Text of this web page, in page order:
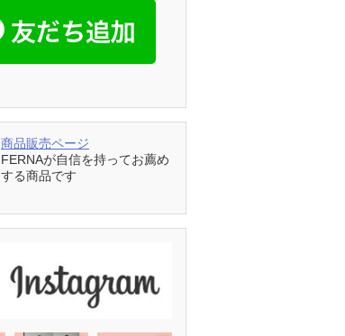
商品販売ページ
FERNAが自信を持ってお薦め
する商品です